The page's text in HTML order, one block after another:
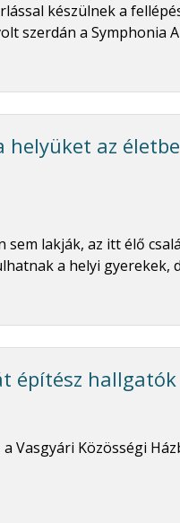
készülnek a
szerdán a Symphonia
helyüket az
lakják, az itt élő
a helyi gyerekek,
építész hallgatók
Vasgyári Közösségi